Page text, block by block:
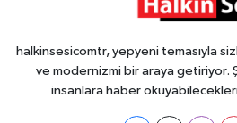
halkinsesicomtr, yepyeni temasıyla
ve modernizmi bir araya getiriyor.
insanlara haber